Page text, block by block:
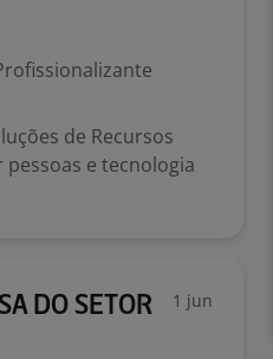
de Recursos
e tecnologia
DO SETOR
1 jun